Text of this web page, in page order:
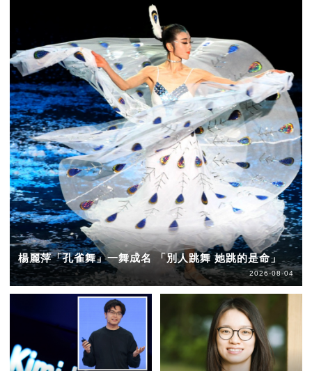
楊麗萍「孔雀舞」一舞成名 「別人跳舞 她跳的是命」
2026-08-04